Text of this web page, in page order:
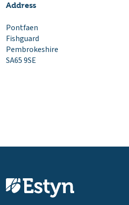
Address
Pontfaen
Fishguard
Pembrokeshire
SA65 9SE